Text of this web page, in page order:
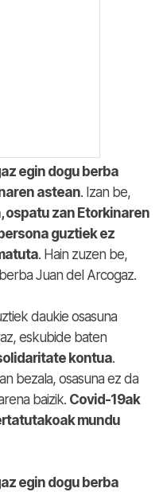
egin dogu berba
astean. Izan be,
ospatu zan Etorkinaren
guztiek ez
. Hain zuzen be,
Juan del Arcogaz.
daukie osasuna
eskubide baten
kontua.
bezala, osasuna ez da
baizik. Covid-19ak
mundu
egin dogu berba